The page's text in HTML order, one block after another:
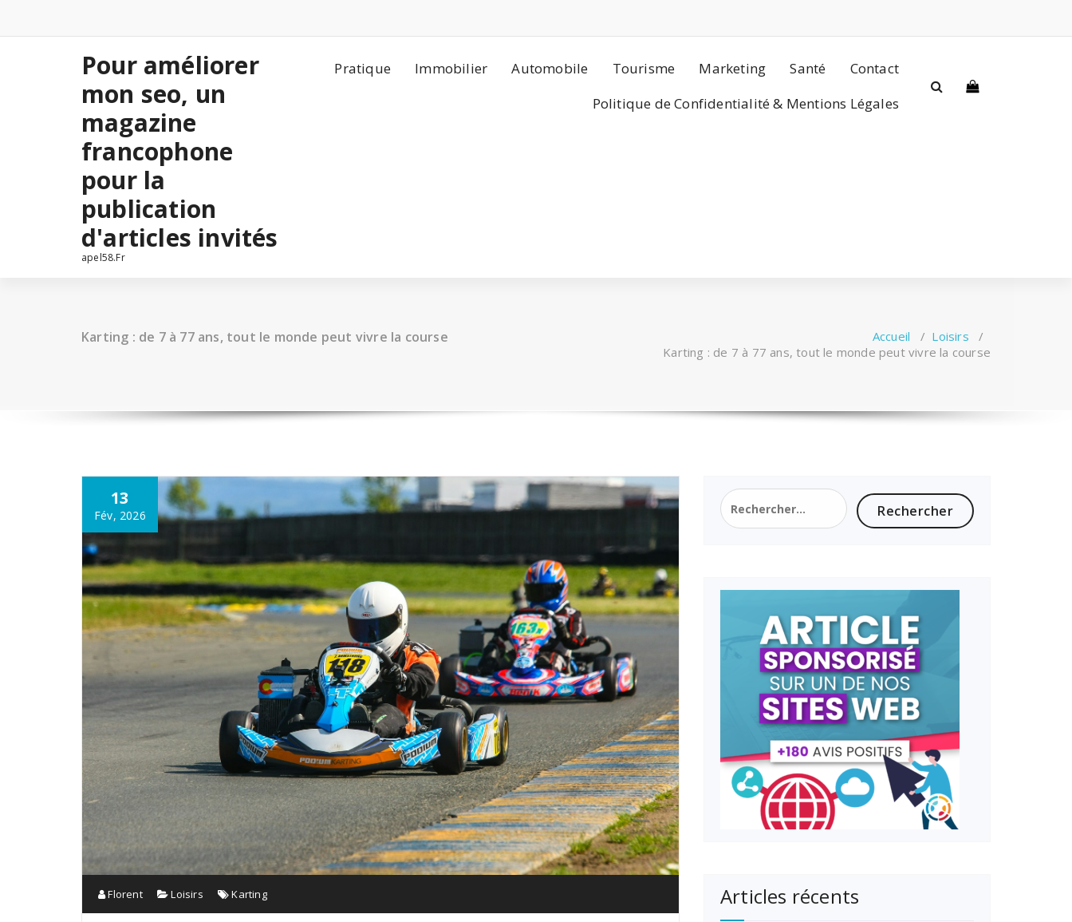
contenu
Pour améliorer
mon seo, un
magazine
francophone
pour la
publication
d'articles invités
apel58.Fr
Pratique Immobilier Automobile Tourisme Marketing Santé
Contact
Politique de Confidentialité & Mentions Légales
Karting : de 7 à 77 ans, tout le monde peut vivre la course Accueil / Loisirs /
Karting : de 7 à 77 ans, tout le monde peut vivre la course
13
Fév, 2026
Florent Loisirs Karting
Rechercher :
Articles récents